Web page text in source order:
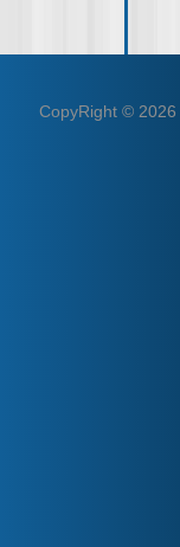
CopyRight © 2026